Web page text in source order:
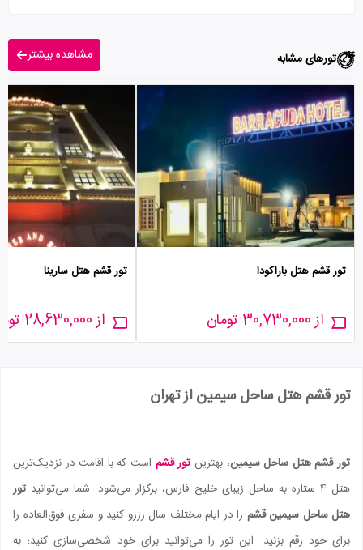
تورهای مشابه مشاهده بیشتر
تور قشم هتل باراکودا
از 30,730,000 تومان
تور قشم هتل سارینا
از 28,630,000 تومان
تور قشم هتل ساحل سیمین از تهران
تور قشم هتل ساحل سیمین، بهترینتور قشم است که با اقامت در نزدیک‌ترین
هتل 4 ستاره به ساحل زیبای خلیج فارس، برگزار می‌شود. شما می‌توانید
تور
هتل ساحل سیمین قشم را در ایام مختلف سال رزرو کنید و سفری فوق‌العاده را
برای خود رقم بزنید. این تور را می‌توانید برای خود شخصی‌سازی کنید؛ به